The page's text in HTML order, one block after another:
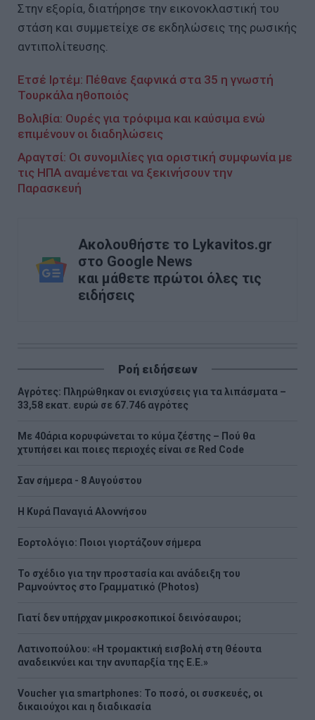
Στην εξορία, διατήρησε την εικονοκλαστική του
στάση και συμμετείχε σε εκδηλώσεις της ρωσικής
αντιπολίτευσης.
Ετσέ Ιρτέμ: Πέθανε ξαφνικά στα 35 η γνωστή
Τουρκάλα ηθοποιός
Βολιβία: Ουρές για τρόφιμα και καύσιμα ενώ
επιμένουν οι διαδηλώσεις
Αραγτσί: Οι συνομιλίες για οριστική συμφωνία με
τις ΗΠΑ αναμένεται να ξεκινήσουν την
Παρασκευή
Ακολουθήστε το Lykavitos.gr
στο Google News
και μάθετε πρώτοι όλες τις
ειδήσεις
Ροή ειδήσεων
Αγρότες: Πληρώθηκαν οι ενισχύσεις για τα λιπάσματα –
33,58 εκατ. ευρώ σε 67.746 αγρότες
Με 40άρια κορυφώνεται το κύμα ζέστης – Πού θα
χτυπήσει και ποιες περιοχές είναι σε Red Code
Σαν σήμερα - 8 Αυγούστου
H Κυρά Παναγιά Αλοννήσου
Εορτολόγιο: Ποιοι γιορτάζουν σήμερα
Το σχέδιο για την προστασία και ανάδειξη του
Ραμνούντος στο Γραμματικό (Photos)
Γιατί δεν υπήρχαν μικροσκοπικοί δεινόσαυροι;
Λατινοπούλου: «Η τρομακτική εισβολή στη Θέουτα
αναδεικνύει και την ανυπαρξία της Ε.Ε.»
Voucher για smartphones: Το ποσό, οι συσκευές, οι
δικαιούχοι και η διαδικασία